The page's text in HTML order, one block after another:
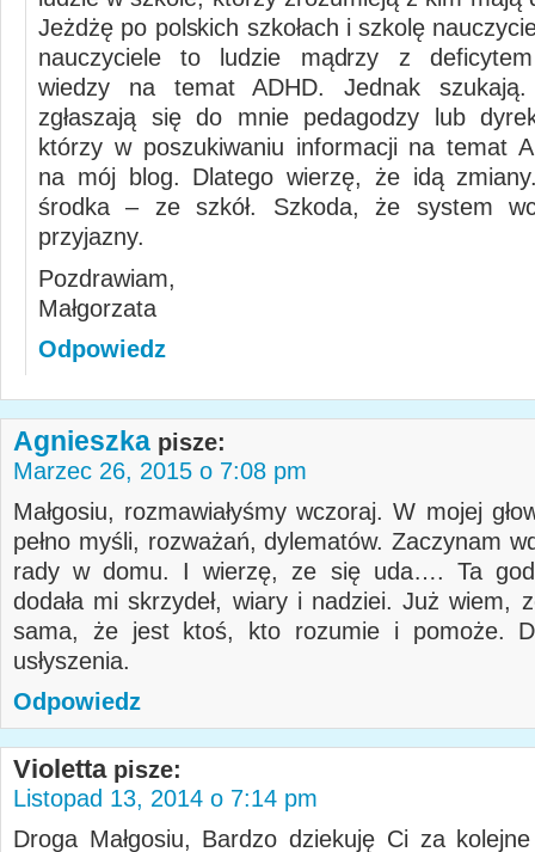
Jeżdżę po polskich szkołach i szkolę
nauczyciele to ludzie mądrzy z deficytem
wiedzy na temat ADHD. Jednak szukają.
zgłaszają się do mnie pedagodzy lub
którzy w poszukiwaniu informacji na temat
na mój blog. Dlatego wierzę, że idą
środka – ze szkół. Szkoda, że system
przyjazny.
Pozdrawiam,
Małgorzata
Odpowiedz
Agnieszka pisze:
Marzec 26, 2015 o 7:08 pm
Małgosiu, rozmawiałyśmy wczoraj. W mojej
pełno myśli, rozważań, dylematów. Zaczynam
rady w domu. I wierzę, ze się uda…. Ta
dodała mi skrzydeł, wiary i nadziei. Już wiem,
sama, że jest ktoś, kto rozumie i pomoże.
usłyszenia.
Odpowiedz
Violetta pisze:
Listopad 13, 2014 o 7:14 pm
Droga Małgosiu, Bardzo dziekuję Ci za